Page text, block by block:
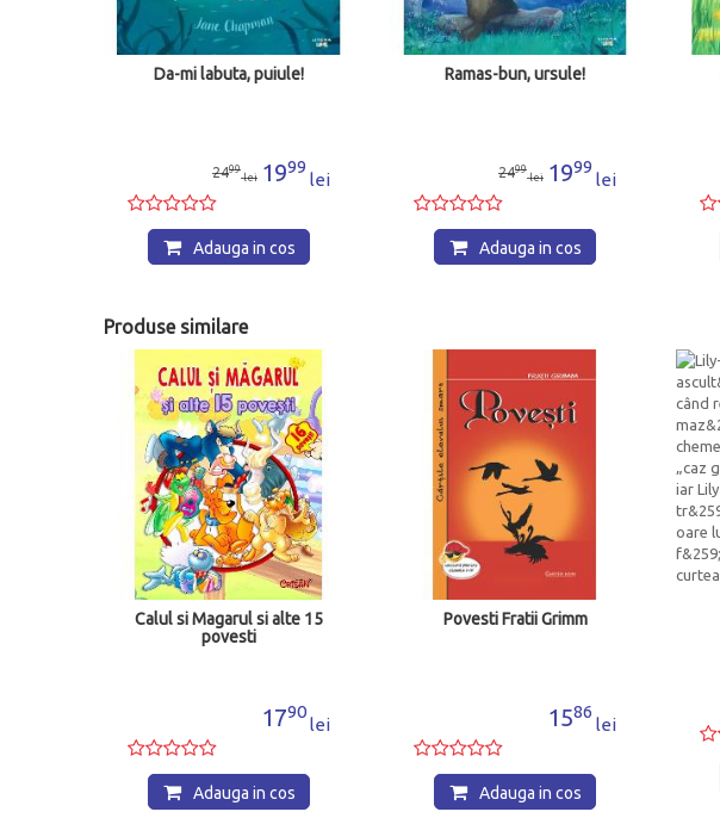
Da-mi labuta, puiule!
2499
lei 1999
lei
Adauga in cos
Ramas-bun, ursule!
2499
lei 1999
lei
Adauga in cos
Produse similare
Calul si Magarul si alte 15
povesti
1790
lei
Adauga in cos
Povesti Fratii Grimm
1586
lei
Adauga in cos